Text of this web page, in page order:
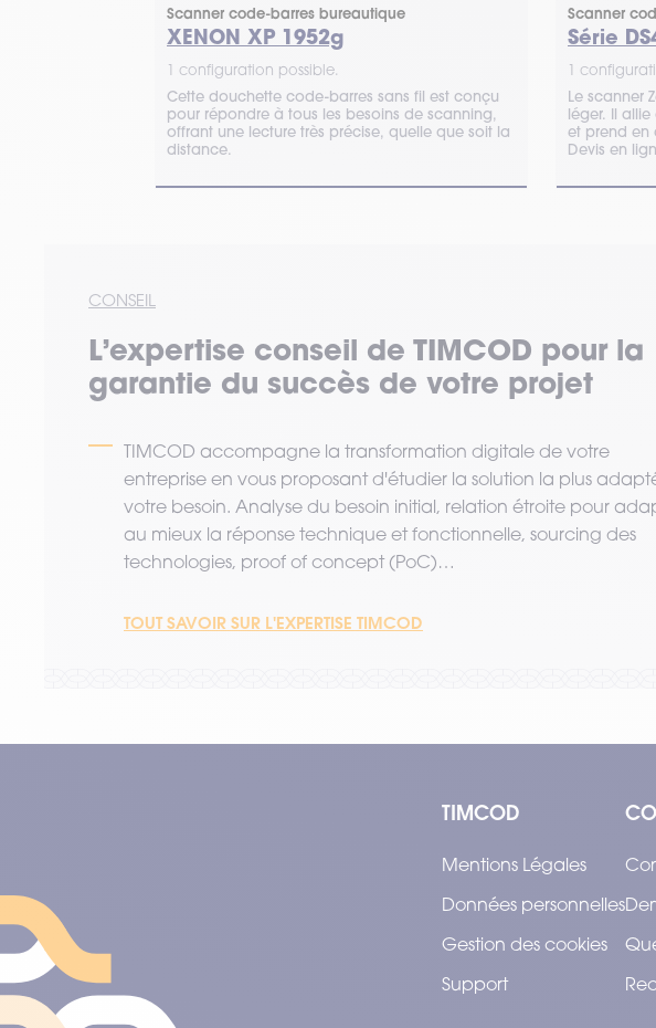
Scanner code-barres bureautique
XENON XP 1952g
1 configuration possible.
Cette douchette code-barres sans fil est conçu
pour répondre à tous les besoins de scanning,
offrant une lecture très précise, quelle que soit la
distance.
Scanner
Série
1
Le scanner
léger. Il
et prend en
Devis en
CONSEIL
L’expertise conseil de TIMCOD pour la
garantie du succès de votre projet
TIMCOD accompagne la transformation digitale de votre
entreprise en vous proposant d'étudier la solution la plus
votre besoin. Analyse du besoin initial, relation étroite pour
au mieux la réponse technique et fonctionnelle, sourcing des
technologies, proof of concept (PoC)…
TOUT SAVOIR SUR L'EXPERTISE TIMCOD
TIMCOD
Mentions Légales
Données personnelles
Gestion des cookies
Support